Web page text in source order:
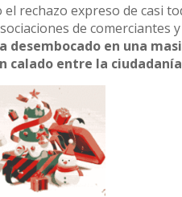
rechazo expreso de casi
de comerciantes y
desembocado en una
calado entre la